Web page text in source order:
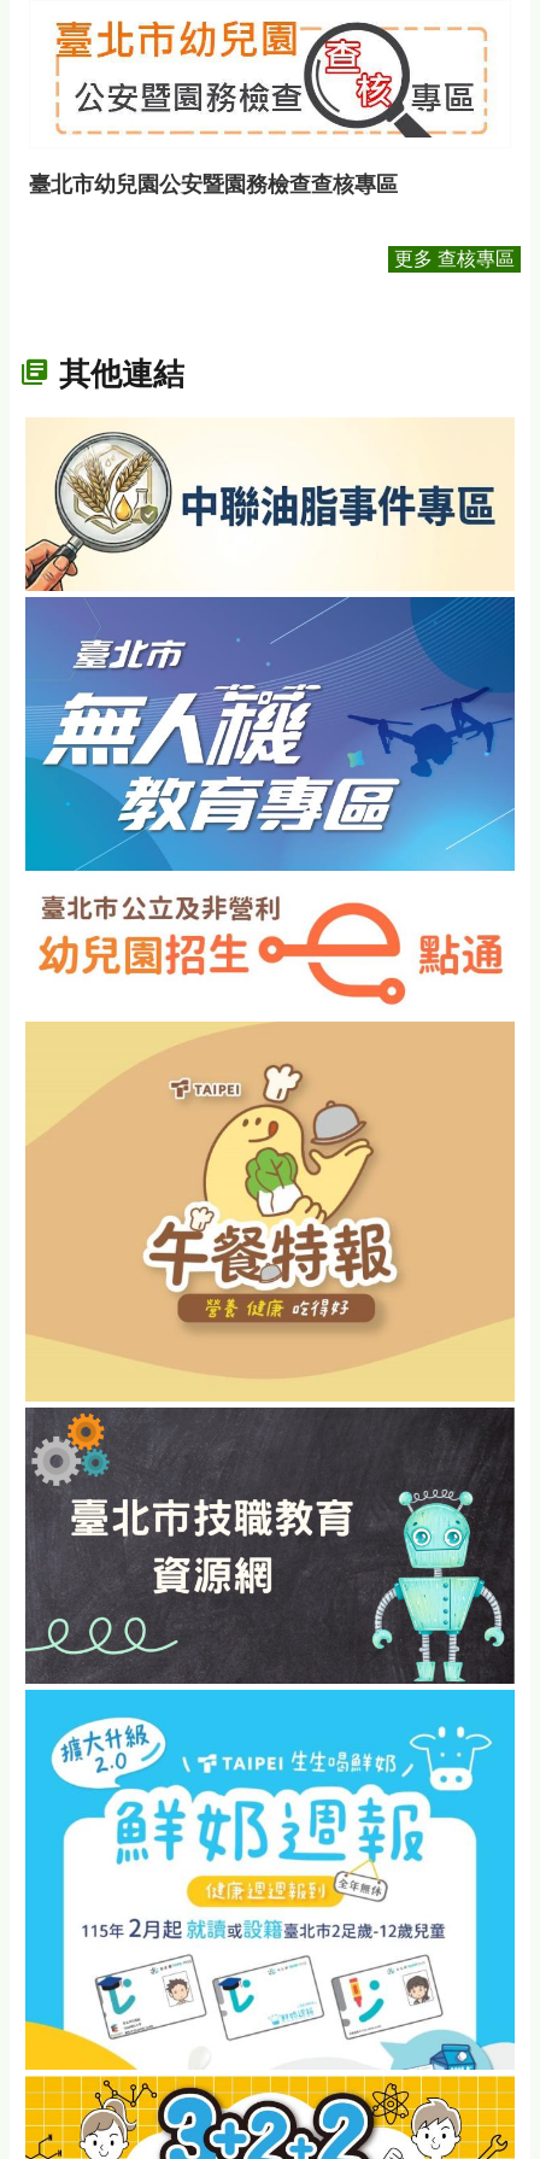
臺北市幼兒園公安暨園務檢查查核專區
更多 查核專區
其他連結